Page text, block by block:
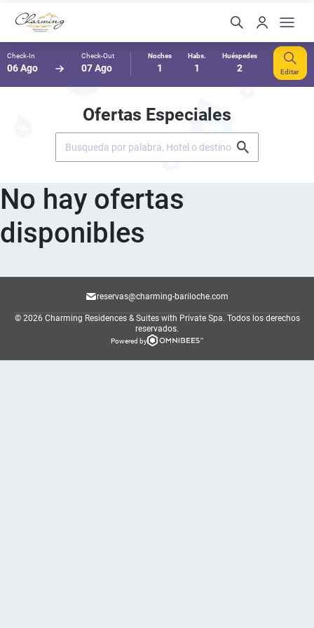
Check-In
06 Ago
Check-Out
07 Ago
Noches
1
Habs.
1
Huéspedes
2 Editar
Ofertas Especiales
No hay ofertas
disponibles
reservas@charming-bariloche.com
© 2026 Charming Residences & Suites with Private Spa. Todos los derechos
reservados.
Powered by